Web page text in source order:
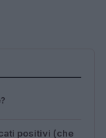
positivi (che